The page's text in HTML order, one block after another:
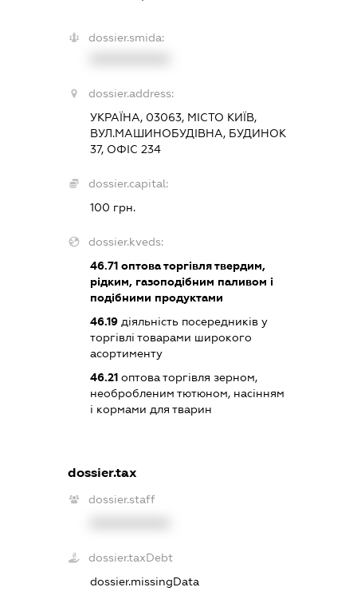
dossier.smida:
dossier.address:
УКРАЇНА, 03063, МІСТО КИЇВ,
ВУЛ.МАШИНОБУДІВНА, БУДИНОК
37, ОФІС 234
dossier.capital:
100 грн.
dossier.kveds:
46.71оптова торгівля твердим,
рідким, газоподібним паливом і
подібними продуктами
46.19діяльність посередників у
торгівлі товарами широкого
асортименту
46.21оптова торгівля зерном,
необробленим тютюном, насінням
і кормами для тварин
dossier.tax
dossier.staff
dossier.taxDebt
dossier.missingData